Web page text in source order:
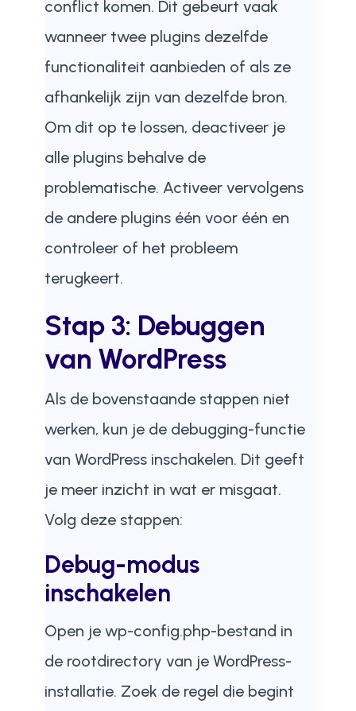
conflict komen. Dit gebeurt vaak
wanneer twee plugins dezelfde
functionaliteit aanbieden of als ze
afhankelijk zijn van dezelfde bron.
Om dit op te lossen, deactiveer je
alle plugins behalve de
problematische. Activeer vervolgens
de andere plugins één voor één en
controleer of het probleem
terugkeert.
Stap 3: Debuggen
van WordPress
Als de bovenstaande stappen niet
werken, kun je de debugging-functie
van WordPress inschakelen. Dit geeft
je meer inzicht in wat er misgaat.
Volg deze stappen:
Debug-modus
inschakelen
Open je wp-config.php-bestand in
de rootdirectory van je WordPress-
installatie. Zoek de regel die begint